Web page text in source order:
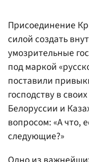
Присоединение
силой создать
умозрительные
под маркой
поставили
господству в
Белоруссии и
вопросом: «А что,
следующие?»